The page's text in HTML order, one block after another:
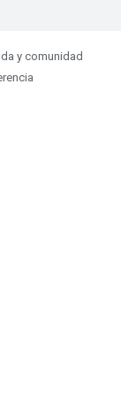
y comunidad